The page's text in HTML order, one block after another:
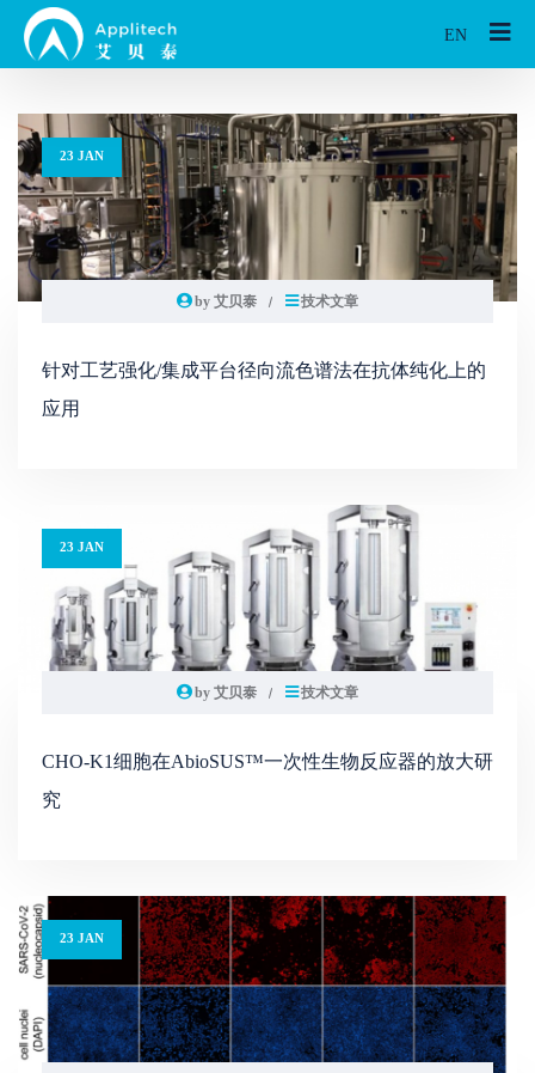
EN
23 JAN
by 艾贝泰 技术文章
针对工艺强化/集成平台径向流色谱法在抗体纯化上的
应用
23 JAN
by 艾贝泰 技术文章
CHO-K1细胞在AbioSUS™一次性生物反应器的放大研
究
23 JAN